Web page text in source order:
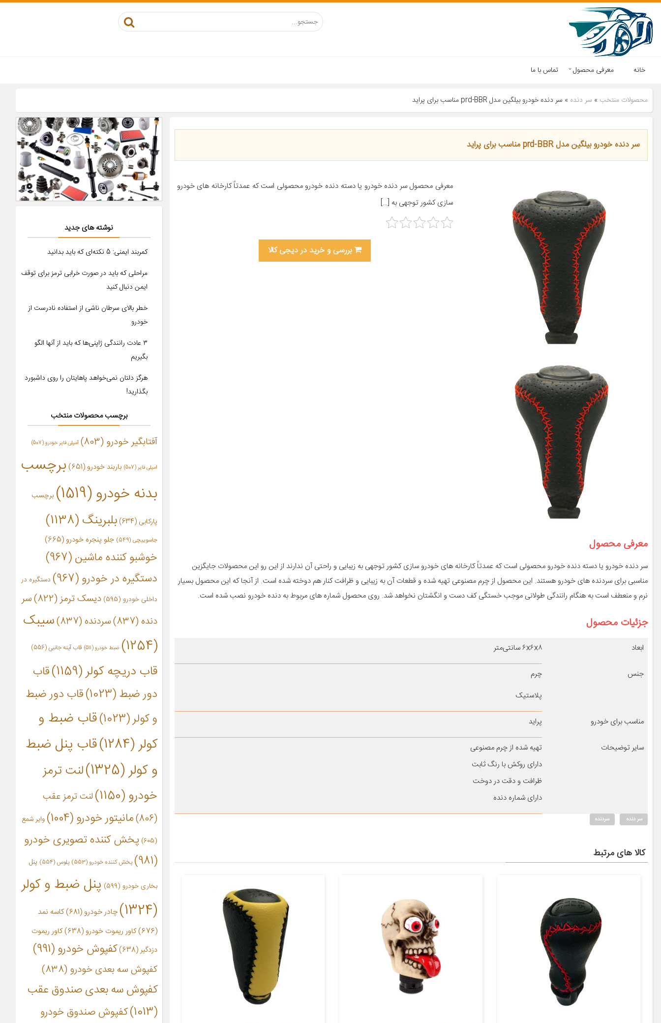
خانه معرفی محصول تماس با ما
محصولات منتخب » سر دنده » سر دنده خودرو بیلگین مدل prd-BBR مناسب برای پراید
سر دنده خودرو بیلگین مدل prd-BBR مناسب برای پراید
معرفی محصول سر دنده خودرو یا دسته دنده خودرو محصولی است که عمدتاً کارخانه های خودرو
سازی کشور توجهی به […]
بررسی و خرید در دیجی کالا
معرفی محصول
سر دنده خودرو یا دسته دنده خودرو محصولی است که عمدتاً کارخانه های خودرو سازی کشور توجهی به زیبایی و راحتی آن ندارند از این رو این محصولات جایگزین
مناسبی برای سردنده های خودرو هستند. این محصول از چرم مصنوعی تهیه شده و قطعات آن به زیبایی و ظرافت کنار هم دوخته شده است. از آنجا که این محصول بسیار
نرم و منعطف است به هنگام رانندگی طولانی موجب خستگی کف دست و انگشتان نخواهد شد. روی محصول شماره های مربوط به دنده خودرو نصب شده است.
جزئیات محصول
ابعاد ۶x۶x۸ سانتی‌متر
جنس
چرم
پلاستیک
مناسب برای خودرو پراید
سایر توضیحات
تهیه شده از چرم مصنوعی
دارای روکش با رنگ ثابت
ظرافت و دقت در دوخت
دارای شماره دنده
سر دنده سردنده
کالا های مرتبط
نوشته های جدید
کمربند ایمنی: 5 نکته‌ای که باید بدانید
مراحلی که باید در صورت خرابی ترمز برای توقف
ایمن دنبال کنید
خطر بالای سرطان ناشی از استفاده نادرست از
خودرو
۳ عادت رانندگی ژاپنی‌ها که باید از آنها الگو
بگیریم
هرگز دلتان نمی‌خواهد پاهایتان را روی داشبورد
بگذارید!
برچسب محصولات منتخب
آفتابگیر خودرو (803) آمپلی فایر خودرو(507)
امپلی فایر (507) باربند خودرو(651)
برچسب
بدنه خودرو(1519) برچسب
پارکابی (634) بلبرینگ(1138)
جاسوییچی (549) جلو پنجره خودرو (665)
خوشبو کننده ماشین(967)
دستگیره در خودرو(967)
دستگیره در
داخلی خودرو (595) دیسک ترمز(822)
سر
دنده(837) سردنده(837)
سیبک
(1254)
ضبط خودرو(511) قاب آینه جانبی (556)
قاب دریچه کولر(1159)
قاب
دور ضبط(1023)
قاب دور ضبط
و کولر(1023)
قاب ضبط و
کولر(1284)
قاب پنل ضبط
و کولر(1325)
لنت ترمز
خودرو(1150)
لنت ترمز عقب
(806)
مانیتور خودرو(1004)
وایر شمع
(605)
پخش کننده تصویری خودرو
(981)
پخش کننده خودرو(553) پلوس(554) پنل
بخاری خودرو (599)
پنل ضبط و کولر
(1324)
چادر خودرو (681)
کاسه نمد
(676)
کاور ریموت خودرو(638)
کاور ریموت
دزدگیر(638) کفپوش خودرو(991)
کفپوش سه بعدی خودرو (838)
کفپوش سه بعدی صندوق عقب
(1013)
کفپوش صندوق خودرو